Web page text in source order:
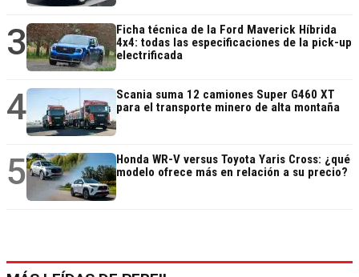
3
Ficha técnica de la Ford Maverick Híbrida
4x4: todas las especificaciones de la pick-up
electrificada
4
Scania suma 12 camiones Super G460 XT
para el transporte minero de alta montaña
5
Honda WR-V versus Toyota Yaris Cross: ¿qué
modelo ofrece más en relación a su precio?